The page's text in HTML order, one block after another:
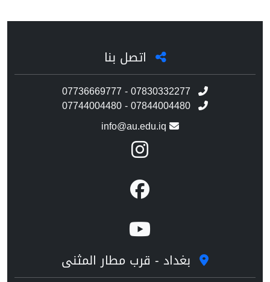
اتصل بنا
07736669777 - 07830332277
07744004480 - 07844004480
info@au.edu.iq
بغداد - قرب مطار المثنى